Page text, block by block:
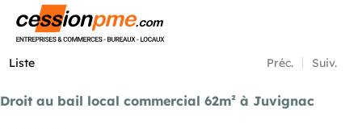
Liste Préc. Suiv.
Droit au bail local commercial 62m² à Juvignac